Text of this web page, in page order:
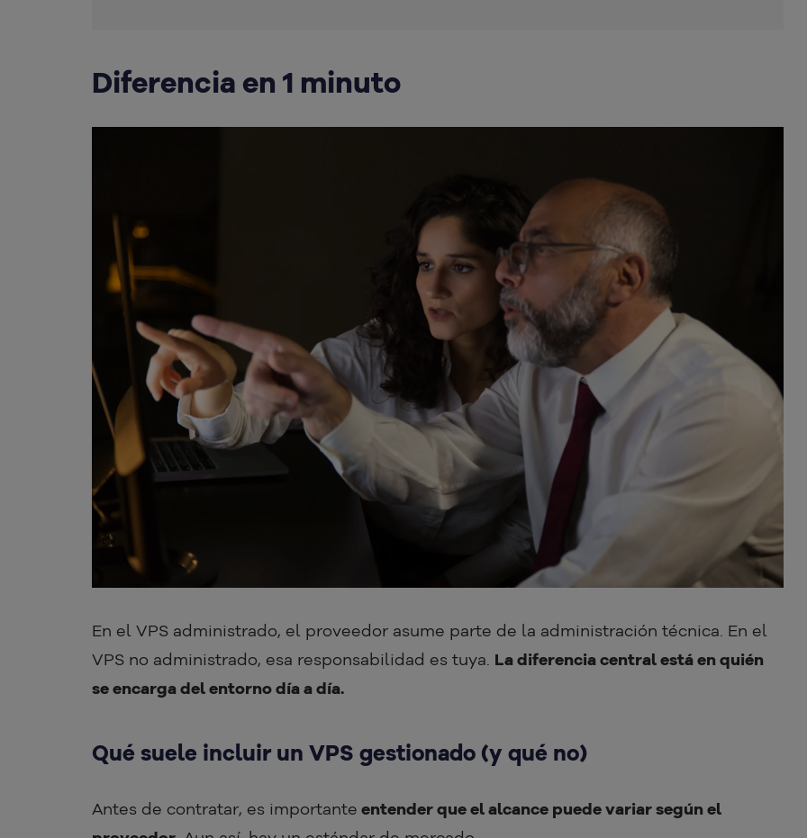
Diferencia en 1 minuto
En el VPS administrado, el proveedor asume parte de la administración técnica. En el
VPS no administrado, esa responsabilidad es tuya. La diferencia central está en quién
se encarga del entorno día a día.
Qué suele incluir un VPS gestionado (y qué no)
Antes de contratar, es importante entender que el alcance puede variar según el